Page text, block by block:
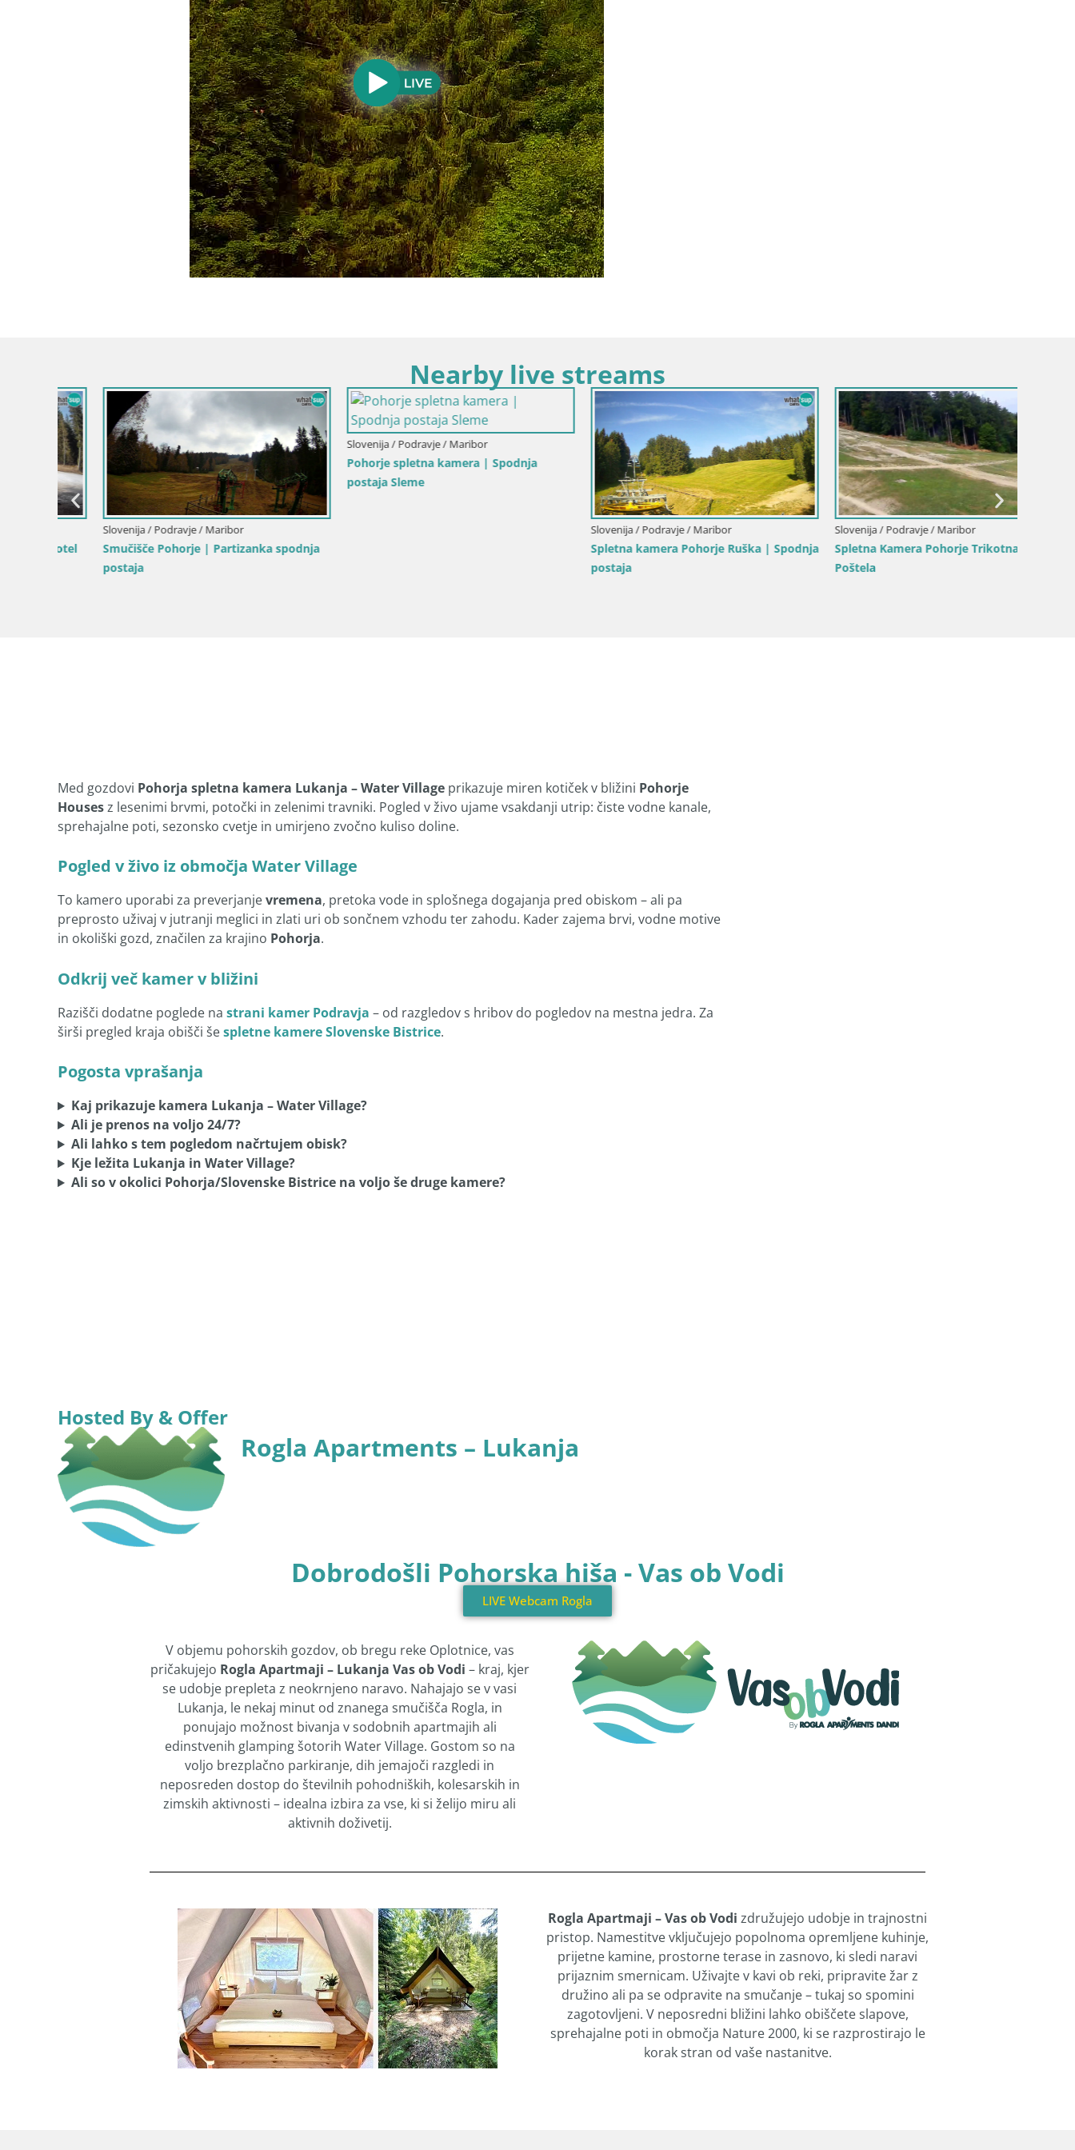
Nearby live streams
Slovenija / Podravje / Maribor
Spletna kamera Pohorje Ruška | Spodnja
Spletna Kamera Pohorje Trikotna Jasa |
Slovenija / Podravje / Maribor
Smučišče Mariborsko Pohorje – spletna
kamera Ruška zgoraj
Slovenija / Podravje / Maribor
Spletna kamera Kopališče Mariborski
Med gozdovi Pohorja spletna kamera Lukanja – Water Village prikazuje miren kotiček v bližini Pohorje
Housesz lesenimi brvmi, potočki in zelenimi travniki. Pogled v živo ujame vsakdanji utrip: čiste vodne kanale,
sprehajalne poti, sezonsko cvetje in umirjeno zvočno kuliso doline.
Pogled v živo iz območja Water Village
To kamero uporabi za preverjanjevremena, pretoka vode in splošnega dogajanja pred obiskom – ali pa
preprosto uživaj v jutranji meglici in zlati uri ob sončnem vzhodu ter zahodu. Kader zajema brvi, vodne motive
in okoliški gozd, značilen za krajino Pohorja.
Odkrij več kamer v bližini
Razišči dodatne poglede na strani kamer Podravja – od razgledov s hribov do pogledov na mestna jedra. Za
širši pregled kraja obišči šespletne kamere Slovenske Bistrice.
Pogosta vprašanja
Kaj prikazuje kamera Lukanja – Water Village?
Ali je prenos na voljo 24/7?
Ali lahko s tem pogledom načrtujem obisk?
Kje ležita Lukanja in Water Village?
Ali so v okolici Pohorja/Slovenske Bistrice na voljo še druge kamere?
Hosted By & Offer
Rogla Apartments – Lukanja
Dobrodošli Pohorska hiša - Vas ob Vodi
LIVE Webcam Rogla
V objemu pohorskih gozdov, ob bregu reke Oplotnice, vas
pričakujejo Rogla Apartmaji – Lukanja Vas ob Vodi – kraj, kjer
se udobje prepleta z neokrnjeno naravo. Nahajajo se v vasi
Lukanja, le nekaj minut od znanega smučišča Rogla, in
ponujajo možnost bivanja v sodobnih apartmajih ali
edinstvenih glamping šotorih Water Village. Gostom so na
voljo brezplačno parkiranje, dih jemajoči razgledi in
neposreden dostop do številnih pohodniških, kolesarskih in
zimskih aktivnosti – idealna izbira za vse, ki si želijo miru ali
aktivnih doživetij.
Rogla Apartmaji – Vas ob Vodi združujejo udobje in trajnostni
pristop. Namestitve vključujejo popolnoma opremljene kuhinje,
prijetne kamine, prostorne terase in zasnovo, ki sledi naravi
prijaznim smernicam. Uživajte v kavi ob reki, pripravite žar z
družino ali pa se odpravite na smučanje – tukaj so spomini
zagotovljeni. V neposredni bližini lahko obiščete slapove,
sprehajalne poti in območja Nature 2000, ki se razprostirajo le
korak stran od vaše nastanitve.